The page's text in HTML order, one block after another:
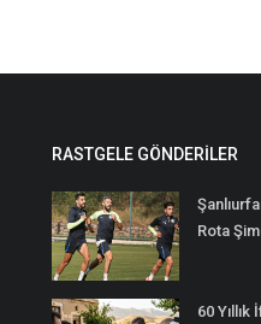
RASTGELE GÖNDERILER
Rota
60